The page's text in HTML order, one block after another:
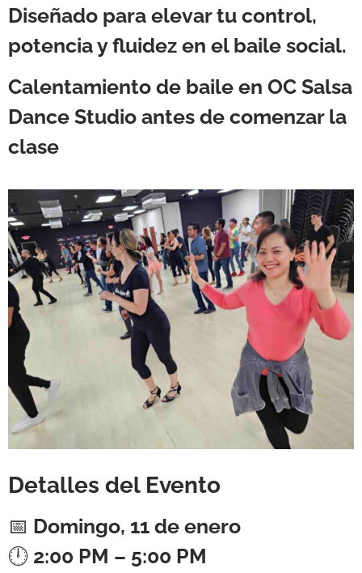
Diseñado para elevar tu control,
potencia y fluidez en el baile social.
Calentamiento de baile en OC Salsa
Dance Studio antes de comenzar la
clase
Detalles del Evento
📅 Domingo, 11 de enero
🕛 2:00 PM – 5:00 PM